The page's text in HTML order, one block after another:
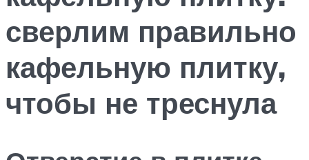
сверлим правильно
кафельную плитку,
чтобы не треснула